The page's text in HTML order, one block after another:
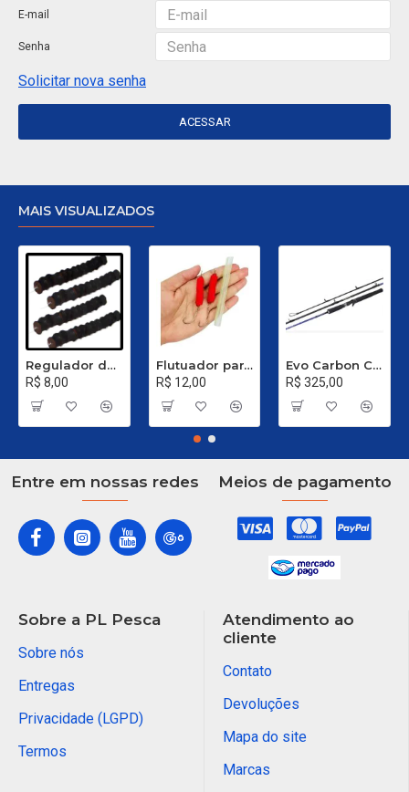
E-mail
Senha
Solicitar nova senha
ACESSAR
MAIS VISUALIZADOS
Regulador de Chumbada STOP Nº 1
R$ 8,00
Flutuador para Salsicha Nº 9
R$ 12,00
Evo Carbon C 661 XH - 40 a 80 Libras
R$ 325,00
Entre em nossas redes Meios de pagamento
Sobre a PL Pesca
Sobre nós
Entregas
Privacidade (LGPD)
Termos
Atendimento ao
cliente
Contato
Devoluções
Mapa do site
Marcas